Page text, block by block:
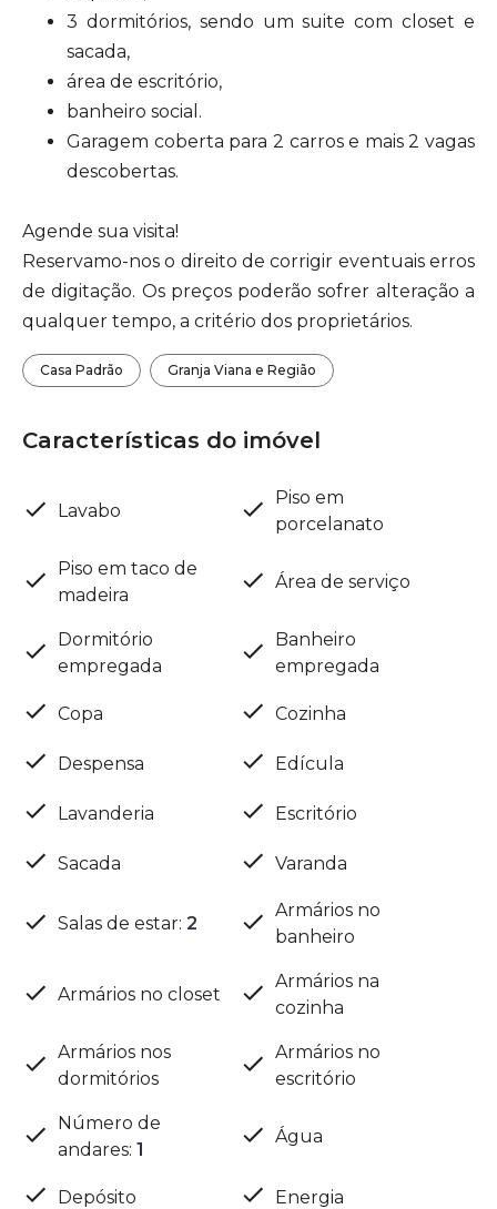
3 dormitórios, sendo um suite com closet e
sacada,
área de escritório,
banheiro social.
Garagem coberta para 2 carros e mais 2 vagas
descobertas.
Agende sua visita!
Reservamo-nos o direito de corrigir eventuais erros
de digitação. Os preços poderão sofrer alteração a
qualquer tempo, a critério dos proprietários.
Casa Padrão Granja Viana e Região
Características do imóvel
Lavabo
Piso em
porcelanato
Piso em taco de
madeira
Área de serviço
Dormitório
empregada
Banheiro
empregada
Copa Cozinha
Despensa Edícula
Lavanderia Escritório
Sacada Varanda
Salas de estar: 2
Armários no
banheiro
Armários no closet
Armários na
cozinha
Armários nos
dormitórios
Armários no
escritório
Número de
andares: 1
Água
Depósito Energia